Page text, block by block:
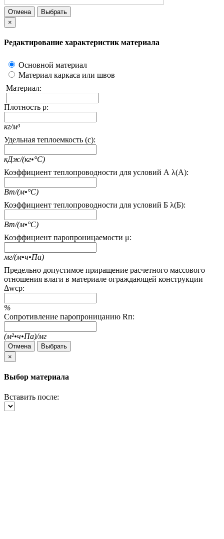
Отмена
Выбрать
×
Редактирование характеристик материала
Основной материал
Материал каркаса или швов
Материал:
Плотность ρ:
кг/м³
Удельная теплоемкость (c):
кДж/(кг•°С)
Коэффициент теплопроводности для условий А λ(А):
Вт/(м•°С)
Коэффициент теплопроводности для условий Б λ(Б):
Вт/(м•°С)
Коэффициент паропроницаемости μ:
мг/(м•ч•Па)
Предельно допустимое приращение расчетного массового
отношения влаги в материале ограждающей конструкции
Δwcp:
%
Сопротивление паропроницанию Rп:
(м²•ч•Па)/мг
Отмена
Выбрать
×
Выбор материала
Вставить после: